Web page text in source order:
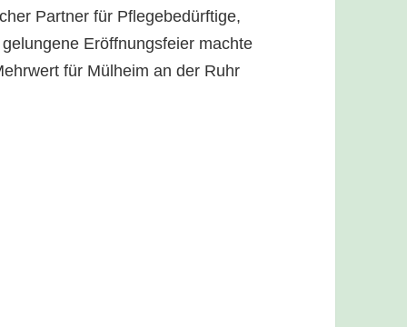
Partner für Pflegebedürftige,
Eröffnungsfeier machte
für Mülheim an der Ruhr